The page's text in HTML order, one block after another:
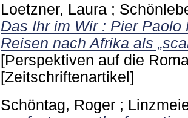
Loetzner, Laura ;
Das Ihr im Wir : Pier
Reisen nach Afrika als
[Perspektiven auf die
[Zeitschriftenartikel]
Schöntag, Roger ;